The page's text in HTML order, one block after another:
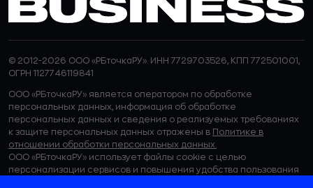
© 2012-2026 ООО «РБточкаРУ». ИНН 7729703526, КПП 772501001,
ОГРН 1127746119841
ООО «РБточкаРУ» является оператором по обработке
персональных данных, информация об обработке
персональных данных и сведения о реализуемых требованиях
к защите персональных данных отражены в Политике в
отношении обработки персональных данных.
ООО «РБточкаРУ» использует файлы cookie с целью
персонализации сервисов и повышения удобства пользования